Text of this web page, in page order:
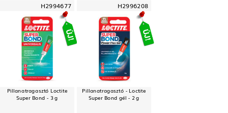
H2994677
Pillanatragasztó Loctite
Super Bond - 3 g
H2996208
Pillanatragasztó - Loctite
Super Bond gél - 2 g